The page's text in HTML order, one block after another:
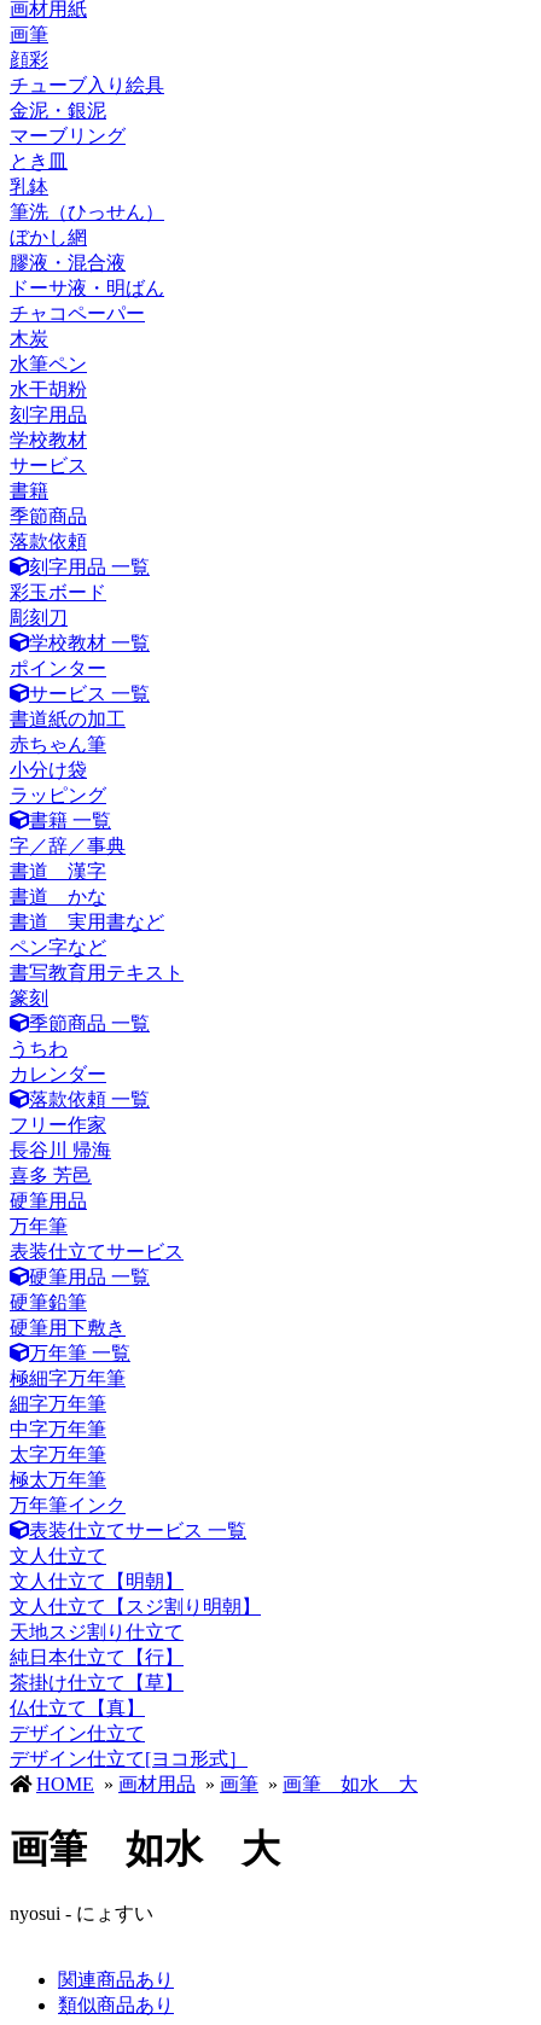
画材用紙
画筆
顔彩
チューブ入り絵具
金泥・銀泥
マーブリング
とき皿
乳鉢
筆洗（ひっせん）
ぼかし網
膠液・混合液
ドーサ液・明ばん
チャコペーパー
木炭
水筆ペン
水干胡粉
刻字用品
学校教材
サービス
書籍
季節商品
落款依頼
刻字用品 一覧
彩玉ボード
彫刻刀
学校教材 一覧
ポインター
サービス 一覧
書道紙の加工
赤ちゃん筆
小分け袋
ラッピング
書籍 一覧
字／辞／事典
書道 漢字
書道 かな
書道 実用書など
ペン字など
書写教育用テキスト
篆刻
季節商品 一覧
うちわ
カレンダー
落款依頼 一覧
フリー作家
長谷川 帰海
喜多 芳邑
硬筆用品
万年筆
表装仕立てサービス
硬筆用品 一覧
硬筆鉛筆
硬筆用下敷き
万年筆 一覧
極細字万年筆
細字万年筆
中字万年筆
太字万年筆
極太万年筆
万年筆インク
表装仕立てサービス 一覧
文人仕立て
文人仕立て【明朝】
文人仕立て【スジ割り明朝】
天地スジ割り仕立て
純日本仕立て【行】
茶掛け仕立て【草】
仏仕立て【真】
デザイン仕立て
デザイン仕立て[ヨコ形式］
HOME » 画材用品 » 画筆 » 画筆 如水 大
画筆 如水 大
nyosui - にょすい
関連商品あり
類似商品あり